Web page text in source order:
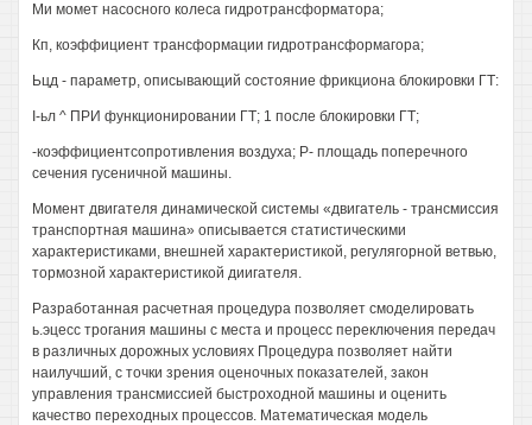
Ми момет насосного колеса гидротрансформатора;
Кп, коэффициент трансформации гидротрансформагора;
Ьцд - параметр, описывающий состояние фрикциона блокировки ГТ:
I-ьл ^ ПРИ функционировании ГТ; 1 после блокировки ГТ;
-коэффициентсопротивления воздуха; Р- площадь поперечного
сечения гусеничной машины.
Момент двигателя динамической системы «двигатель - трансмиссия
транспортная машина» описывается статистическими
характеристиками, внешней характеристикой, регулягорной ветвью,
тормозной характеристикой диигателя.
Разработанная расчетная процедура позволяет смоделировать
ь.эцесс трогания машины с места и процесс переключения передач
в различных дорожных условиях Процедура позволяет найти
наилучший, с точки зрения оценочных показателей, закон
управления трансмиссией быстроходной машины и оценить
качество переходных процессов. Математическая модель